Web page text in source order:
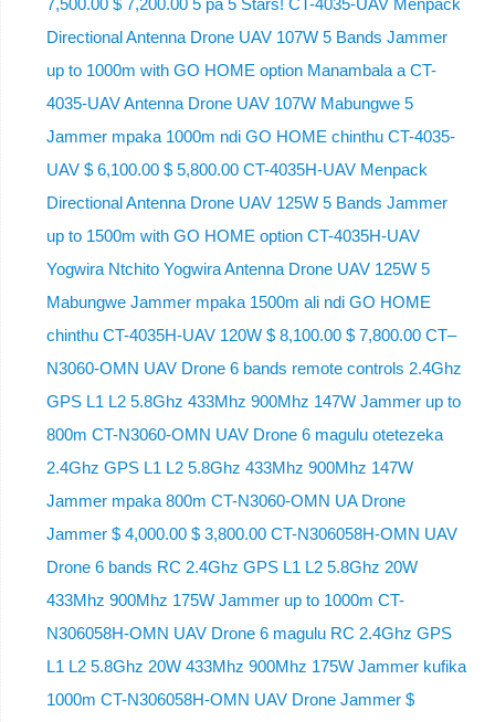
7,500.00 $ 7,200.00 5 pa 5 Stars! CT-4035-UAV Menpack
Directional Antenna Drone UAV 107W 5 Bands Jammer
up to 1000m with GO HOME option Manambala a CT-
4035-UAV Antenna Drone UAV 107W Mabungwe 5
Jammer mpaka 1000m ndi GO HOME chinthu CT-4035-
UAV $ 6,100.00 $ 5,800.00 CT-4035H-UAV Menpack
Directional Antenna Drone UAV 125W 5 Bands Jammer
up to 1500m with GO HOME option CT-4035H-UAV
Yogwira Ntchito Yogwira Antenna Drone UAV 125W 5
Mabungwe Jammer mpaka 1500m ali ndi GO HOME
chinthu CT-4035H-UAV 120W $ 8,100.00 $ 7,800.00 CT–
N3060-OMN UAV Drone 6 bands remote controls 2.4Ghz
GPS L1 L2 5.8Ghz 433Mhz 900Mhz 147W Jammer up to
800m CT-N3060-OMN UAV Drone 6 magulu otetezeka
2.4Ghz GPS L1 L2 5.8Ghz 433Mhz 900Mhz 147W
Jammer mpaka 800m CT-N3060-OMN UA Drone
Jammer $ 4,000.00 $ 3,800.00 CT-N306058H-OMN UAV
Drone 6 bands RC 2.4Ghz GPS L1 L2 5.8Ghz 20W
433Mhz 900Mhz 175W Jammer up to 1000m CT-
N306058H-OMN UAV Drone 6 magulu RC 2.4Ghz GPS
L1 L2 5.8Ghz 20W 433Mhz 900Mhz 175W Jammer kufika
1000m CT-N306058H-OMN UAV Drone Jammer $